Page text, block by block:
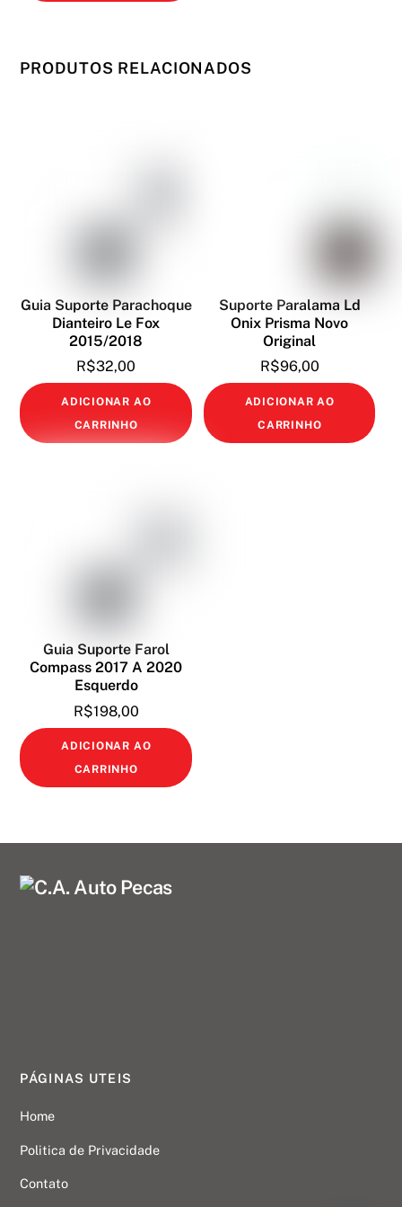
PRODUTOS RELACIONADOS
Guia Suporte Parachoque
Dianteiro Le Fox
2015/2018
R$32,00
ADICIONAR AO
CARRINHO
Suporte Paralama Ld
Onix Prisma Novo
Original
R$96,00
ADICIONAR AO
CARRINHO
Guia Suporte Farol
Compass 2017 A 2020
Esquerdo
R$198,00
ADICIONAR AO
CARRINHO
PÁGINAS UTEIS
Home
Politica de Privacidade
Contato